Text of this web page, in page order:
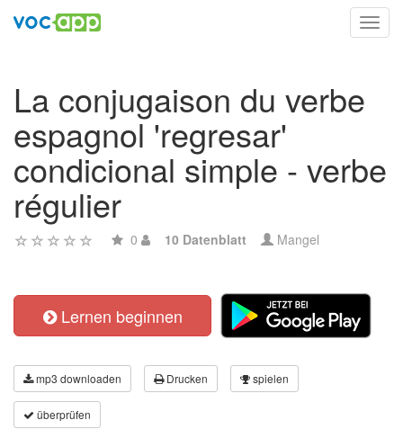
La conjugaison du verbe
espagnol 'regresar'
condicional simple - verbe
régulier
0 10 Datenblatt Mangel
Lernen beginnen
mp3 downloaden Drucken spielen
überprüfen